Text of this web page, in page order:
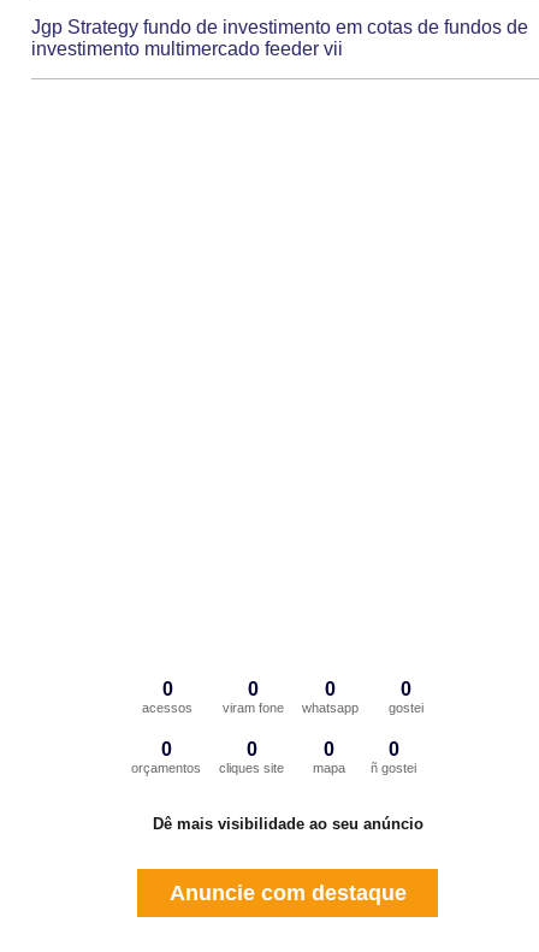
Jgp Strategy fundo de investimento em cotas de fundos de
investimento multimercado feeder vii
0
acessos
0
viram fone
0
whatsapp
0
gostei
0
orçamentos
0
cliques site
0
mapa
0
ñ gostei
Dê mais visibilidade ao seu anúncio
Anuncie com destaque